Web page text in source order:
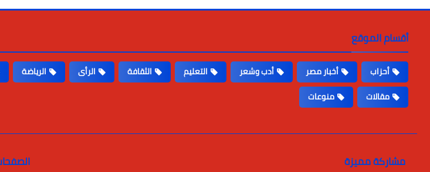
أقسام الموقع
أحزاب أخبار مصر أدب وشعر التعليم الثقافة الرأى الرياضة
مقالات
منوعات
مشاركة مميزة